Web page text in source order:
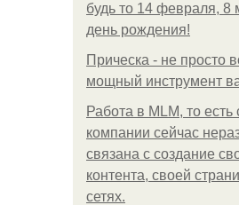
будь то 14 февраля, 8
день рождения!
Прическа - не просто
мощный инструмент
Работа в MLM, то есть
компании сейчас
связана с создание
контента, своей
сетях.